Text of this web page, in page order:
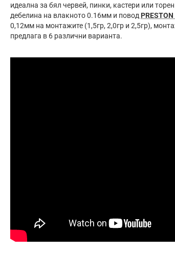
идeaлнa зa бял червей, пинки, кастери или
дебелина на влакното 0.16мм и повод
0,12мм на монтажите (1,5гр, 2,0гр и 2,5гр),
предлага в 6 различни варианта.